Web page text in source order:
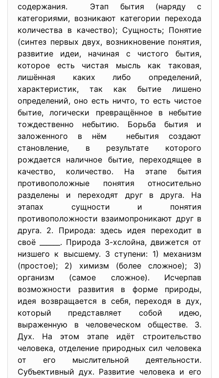
содержания. Этап бытия (наряду с
категориями, возникают категории перехода
количества в качество); Сущность; Понятие
(синтез первых двух, возникновение понятия,
развитие идеи, начиная с чистого бытия,
которое есть чистая мысль как таковая,
лишённая каких либо определений,
характеристик, так как бытие лишено
определений, оно есть ничто, то есть чистое
бытие, логически превращённое в небытие
тождественно небытию. Борьба бытия и
заложенного в нём небытия создают
становление, в результате которого
рождается наличное бытие, переходящее в
качество, количество. На этапе бытия
противоположные понятия относительно
разделены и переходят друг в друга. На
этапах сущности и понятия
противоположности взаимопроникают друг в
друга. 2. Природа: здесь идея переходит в
своё ______. Природа 3-хслойна, движется от
низшего к высшему. 3 ступени: 1) механизм
(простое); 2) химизм (более сложное); 3)
организм (самое сложное). Исчерпав
возможности развития в форме природы,
идея возвращается в себя, переходя в дух,
который представляет собой идею,
выраженную в человеческом обществе. 3.
Дух. На этом этапе идёт строительство
человека, отделение природных сил человека
от его мыслительной деятельности.
Субъективный дух. Развитие человека и его